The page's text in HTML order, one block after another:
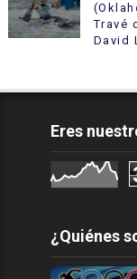
Travé
David
Eres
¿Quiénes